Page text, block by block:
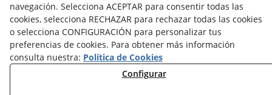
NOTICIAS BIOMASA
NOTICIAS VENTILACIÓN
NOTICIAS ACS
TARIFAS FABRICANTES
navegación. Selecciona ACEPTAR para consentir todas las
cookies, selecciona RECHAZAR para rechazar todas las cookies
o selecciona CONFIGURACIÓN para personalizar tus
preferencias de cookies. Para obtener más información
consulta nuestra: Política de Cookies
Configurar